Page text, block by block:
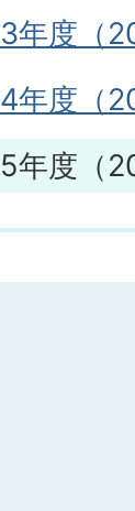
年度（
年度（
年度（